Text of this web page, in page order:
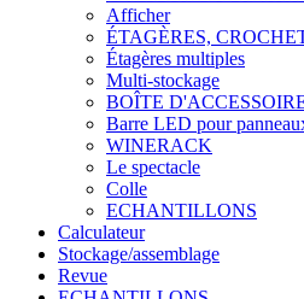
Afficher
ÉTAGÈRES,
Étagères multiples
Multi-stockage
BOÎTE
Barre LED pour
WINERACK
Le spectacle
Colle
ECHANTILLONS
Calculateur
Stockage/assemblage
Revue